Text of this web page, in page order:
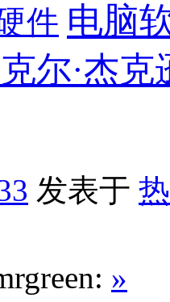
件 电脑
尔·杰克
发表于
»